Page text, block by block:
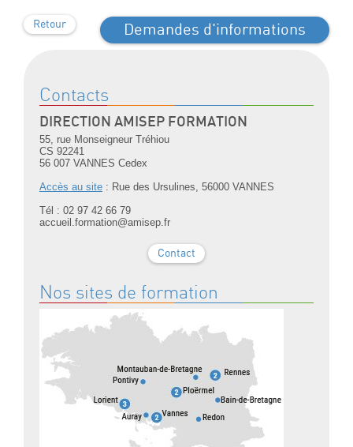
Demandes d'informations
Retour
Contacts
DIRECTION AMISEP FORMATION
55, rue Monseigneur Tréhiou
CS 92241
56 007 VANNES Cedex
Accès au site : Rue des Ursulines, 56000 VANNES
Tél : 02 97 42 66 79
accueil.formation@amisep.fr
Contact
Nos sites de formation